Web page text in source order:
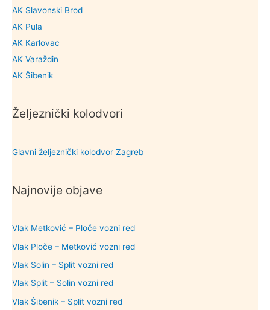
AK Slavonski Brod
AK Pula
AK Karlovac
AK Varaždin
AK Šibenik
Željeznički kolodvori
Glavni željeznički kolodvor Zagreb
Najnovije objave
Vlak Metković – Ploče vozni red
Vlak Ploče – Metković vozni red
Vlak Solin – Split vozni red
Vlak Split – Solin vozni red
Vlak Šibenik – Split vozni red